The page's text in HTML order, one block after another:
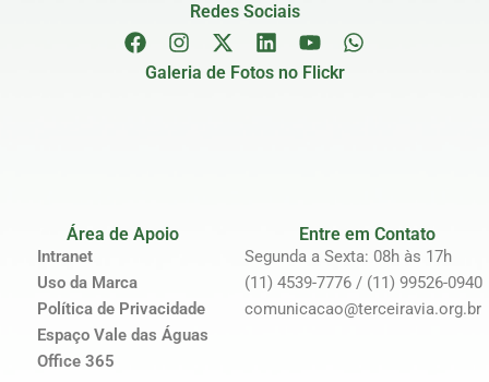
Redes Sociais
Galeria de Fotos no Flickr
Área de Apoio
Intranet
Uso da Marca
Política de Privacidade
Espaço Vale das Águas
Office 365
Entre em Contato
Segunda a Sexta: 08h às 17h
(11) 4539-7776 / (11) 99526-0940
comunicacao@terceiravia.org.br